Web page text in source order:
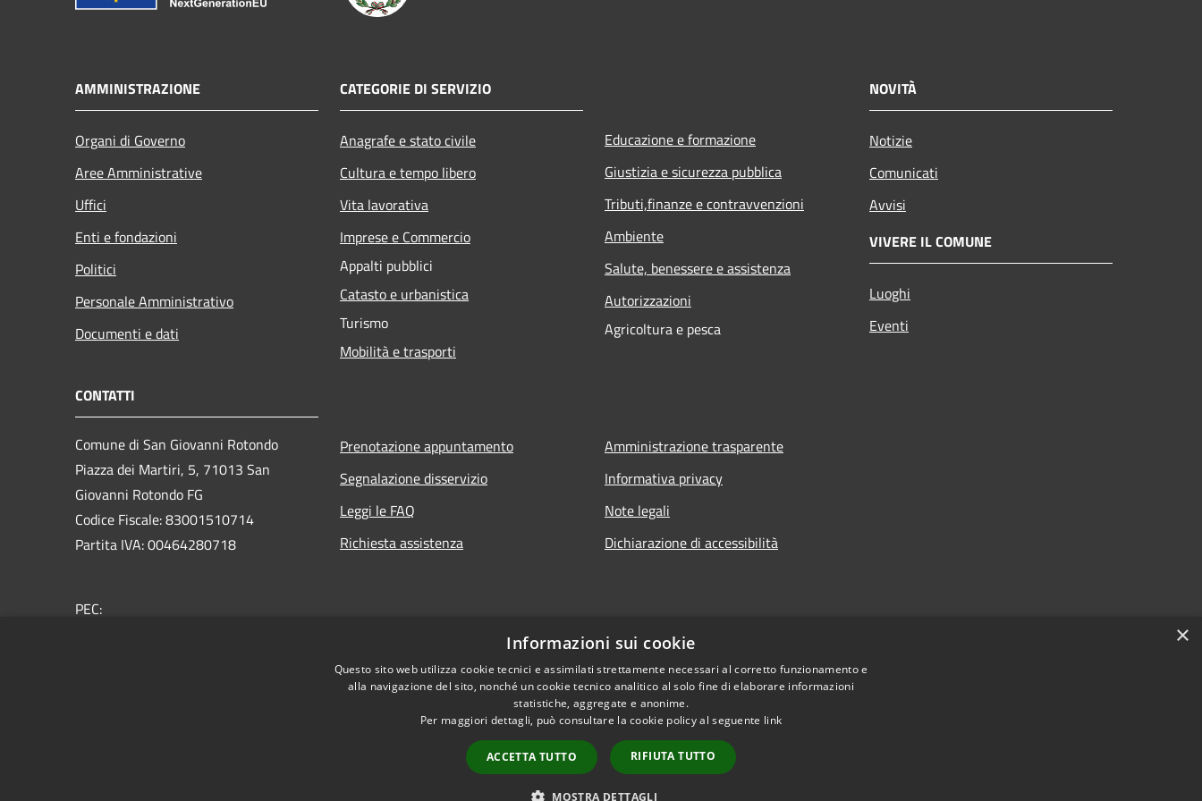
AMMINISTRAZIONE
Organi di Governo
Aree Amministrative
Uffici
Enti e fondazioni
Politici
Personale Amministrativo
Documenti e dati
CATEGORIE DI SERVIZIO
Anagrafe e stato civile
Cultura e tempo libero
Vita lavorativa
Imprese e Commercio
Appalti pubblici
Catasto e urbanistica
Turismo
Mobilità e trasporti
Educazione e formazione
Giustizia e sicurezza pubblica
Tributi,finanze e contravvenzioni
Ambiente
Salute, benessere e assistenza
Autorizzazioni
Agricoltura e pesca
NOVITÀ
Notizie
Comunicati
Avvisi
VIVERE IL COMUNE
Luoghi
Eventi
CONTATTI
Comune di San Giovanni Rotondo
Piazza dei Martiri, 5, 71013 San
Giovanni Rotondo FG
Codice Fiscale: 83001510714
Partita IVA: 00464280718
PEC:
Prenotazione appuntamento
Segnalazione disservizio
Leggi le FAQ
Richiesta assistenza
Amministrazione trasparente
Informativa privacy
Note legali
Dichiarazione di accessibilità
Intranet Copyright © 2026 • Comune di San Giovanni Rotondo • Powered by
×
Informazioni sui cookie
Questo sito web utilizza cookie tecnici e assimilati strettamente necessari al corretto funzionamento e
alla navigazione del sito, nonché un cookie tecnico analitico al solo fine di elaborare informazioni
statistiche, aggregate e anonime.
Per maggiori dettagli, può consultare la cookie policy al seguente link
ACCETTA TUTTO RIFIUTA TUTTO
MOSTRA DETTAGLI